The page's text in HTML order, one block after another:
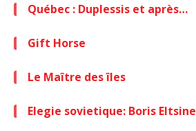
Québec : Duplessis et après…
Gift Horse
Le Maître des îles
Elegie sovietique: Boris Eltsine